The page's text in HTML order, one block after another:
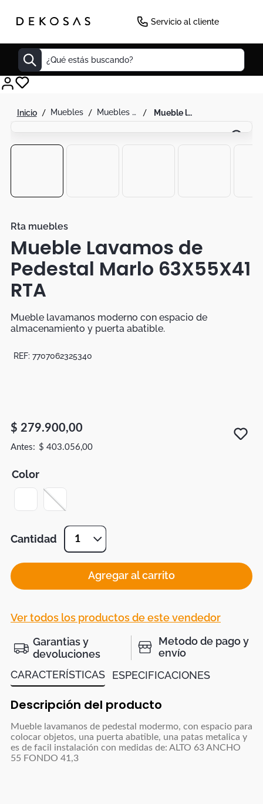
Servicio al cliente
¿Qué estás buscando?
muebles muebles de baño mueble lavamos de pedestal marlo 63x55x41 rta
Rta muebles
Mueble Lavamos de
Pedestal Marlo 63X55X41
RTA
Mueble lavamanos moderno con espacio de
almacenamiento y puerta abatible.
REF: 7707062325340
$ 279.900,00
$ 403.056,00
Color
Cantidad 1
Agregar al carrito
Ver todos los productos de este vendedor
Garantias y
devoluciones
Metodo de pago y
envío
CARACTERÍSTICAS
ESPECIFICACIONES
Descripción del producto
Mueble lavamanos de pedestal modermo, con espacio para
colocar objetos, una puerta abatible, una patas metalica y
es de facil instalación con medidas de: ALTO 63 ANCHO
55 FONDO 41,3
Decoracion
Lamparas
Duvet
Botas
Dko